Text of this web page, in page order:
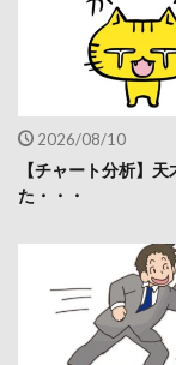
2026/08/10
【チャート分析】天
た・・・